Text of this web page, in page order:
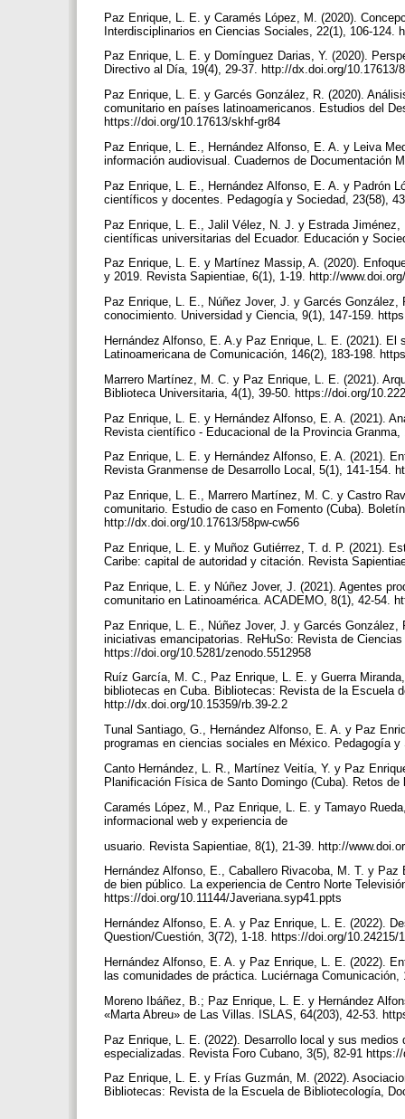
Paz Enrique, L. E. y Caramés López, M. (2020).
Interdisciplinarios en Ciencias Sociales, 22(1), 106-124.
Paz Enrique, L. E. y Domínguez Darias, Y. (2020).
Directivo al Día, 19(4), 29-37. http://dx.doi.org/10.17613/
Paz Enrique, L. E. y Garcés González, R. (2020).
comunitario en países latinoamericanos. Estudios del
https://doi.org/10.17613/skhf-gr84
Paz Enrique, L. E., Hernández Alfonso, E. A. y Leiva
información audiovisual. Cuadernos de Documentación
Paz Enrique, L. E., Hernández Alfonso, E. A. y Padrón
científicos y docentes. Pedagogía y Sociedad, 23(58),
Paz Enrique, L. E., Jalil Vélez, N. J. y Estrada
científicas universitarias del Ecuador. Educación y
Paz Enrique, L. E. y Martínez Massip, A. (2020).
y 2019. Revista Sapientiae, 6(1), 1-19. http://
Paz Enrique, L. E., Núñez Jover, J. y Garcés
conocimiento. Universidad y Ciencia, 9(1), 147-159.
Hernández Alfonso, E. A.y Paz Enrique, L. E. (2021).
Latinoamericana de Comunicación, 146(2), 183-198.
Marrero Martínez, M. C. y Paz Enrique, L. E. (2021).
Biblioteca Universitaria, 4(1), 39-50. https://doi.org/
Paz Enrique, L. E. y Hernández Alfonso, E. A. (2021).
Revista científico - Educacional de la Provincia
Paz Enrique, L. E. y Hernández Alfonso, E. A. (2021).
Revista Granmense de Desarrollo Local, 5(1), 141-154.
Paz Enrique, L. E., Marrero Martínez, M. C. y Castro
comunitario. Estudio de caso en Fomento (Cuba).
http://dx.doi.org/10.17613/58pw-cw56
Paz Enrique, L. E. y Muñoz Gutiérrez, T. d. P. (2021).
Caribe: capital de autoridad y citación. Revista
Paz Enrique, L. E. y Núñez Jover, J. (2021). Agentes
comunitario en Latinoamérica. ACADEMO, 8(1), 42-54.
Paz Enrique, L. E., Núñez Jover, J. y Garcés
iniciativas emancipatorias. ReHuSo: Revista de
https://doi.org/10.5281/zenodo.5512958
Ruíz García, M. C., Paz Enrique, L. E. y Guerra
bibliotecas en Cuba. Bibliotecas: Revista de la Escuela
http://dx.doi.org/10.15359/rb.39-2.2
Tunal Santiago, G., Hernández Alfonso, E. A. y Paz
programas en ciencias sociales en México. Pedagogía
Canto Hernández, L. R., Martínez Veitía, Y. y Paz
Planificación Física de Santo Domingo (Cuba). Retos
Caramés López, M., Paz Enrique, L. E. y Tamayo
informacional web y experiencia de
usuario. Revista Sapientiae, 8(1), 21-39. http://
Hernández Alfonso, E., Caballero Rivacoba, M. T. y
de bien público. La experiencia de Centro Norte
https://doi.org/10.11144/Javeriana.syp41.ppts
Hernández Alfonso, E. A. y Paz Enrique, L. E. (2022).
Question/Cuestión, 3(72), 1-18. https://doi.org/10.24215/
Hernández Alfonso, E. A. y Paz Enrique, L. E. (2022).
las comunidades de práctica. Luciérnaga
Moreno Ibáñez, B.; Paz Enrique, L. E. y Hernández
«Marta Abreu» de Las Villas. ISLAS, 64(203), 42-53.
Paz Enrique, L. E. (2022). Desarrollo local y sus
especializadas. Revista Foro Cubano, 3(5), 82-91
Paz Enrique, L. E. y Frías Guzmán, M. (2022).
Bibliotecas: Revista de la Escuela de Bibliotecología,